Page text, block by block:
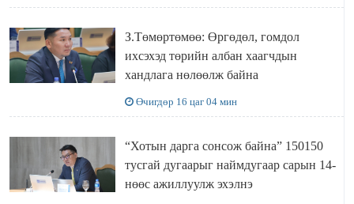
З.Төмөртөмөө: Өргөдөл, гомдол
ихсэхэд төрийн албан хаагчдын
хандлага нөлөөлж байна
Өчигдөр 16 цаг 04 мин
“Хотын дарга сонсож байна” 150150
тусгай дугаарыг наймдугаар сарын 14-
нөөс ажиллуулж эхэлнэ